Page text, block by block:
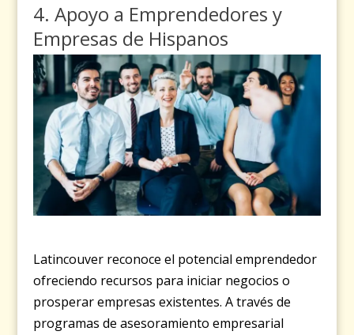
4. Apoyo a Emprendedores y
Empresas de Hispanos
Latincouver reconoce el potencial emprendedor
ofreciendo recursos para iniciar negocios o
prosperar empresas existentes. A través de
programas de asesoramiento empresarial